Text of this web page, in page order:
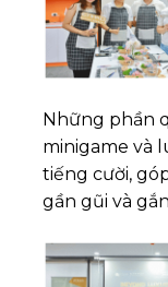
Những phần
minigame và
tiếng cười,
gần gũi và